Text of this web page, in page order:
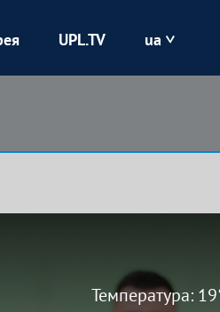
Кривбас
UPL.TV ua
Температура: